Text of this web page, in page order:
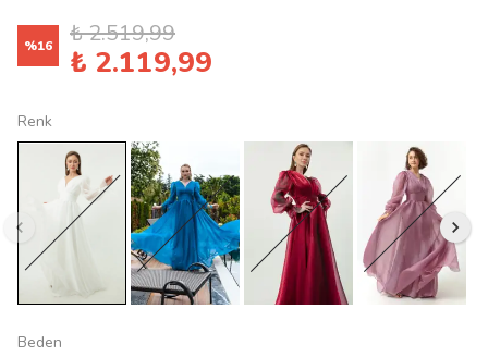
%16 ₺ 2.519,99
₺ 2.119,99
Renk
Beden